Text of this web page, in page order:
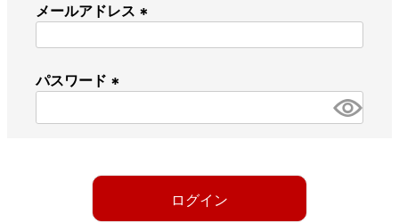
メールアドレス
パスワード
必
ログイン